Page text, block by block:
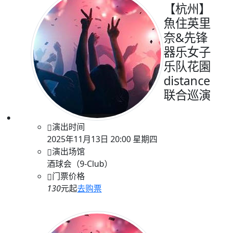
【杭州】
魚住英里
奈&先锋
器乐女子
乐队花園
distance
联合巡演
演出时间
2025年11月13日 20:00 星期四
演出场馆
酒球会（9-Club）
门票价格
130元起去购票